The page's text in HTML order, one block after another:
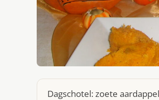
Dagschotel: zoete